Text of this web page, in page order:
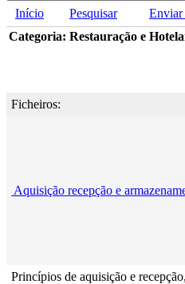
Início Pesquisar
Categoria: Restauração e
Ficheiros:
Aquisição recepção e
Princípios de aquisição e